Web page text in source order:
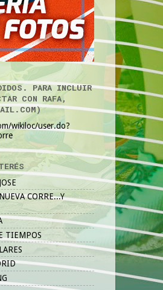
PARA INCLUIR
CON RAFA,
wikiloc/user.do?
CORRE...Y
TIEMPOS